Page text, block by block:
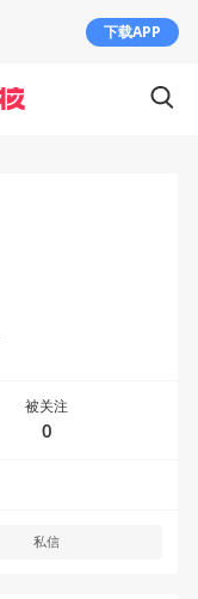
被关注
0
私信
下载APP